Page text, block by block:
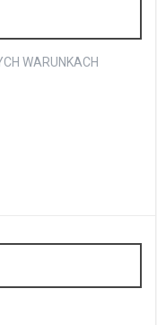
WARUNKACH